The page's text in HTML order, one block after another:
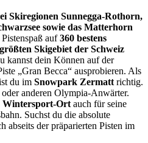
Skiregionen Sunnegga-Rothorn,
sowie das Matterhorn
auf360 bestens
größten Skigebiet der Schweiz
kannst dein Können auf der
„Gran Becca“ ausprobieren. Als
du im Snowpark Zermatt richtig.
anderen Olympia-Anwärter.
Wintersport-Ort auch für seine
Suchst du die absolute
abseits der präparierten Pisten im